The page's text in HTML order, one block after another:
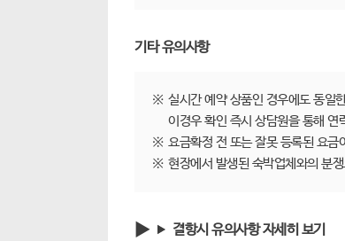
기타 유의사항
※ 실시간 예약 상품인 경우에도 동일
이경우 확인 즉시 상담원을 통해
※ 요금확정 전 또는 잘못 등록된 요금
※ 현장에서 발생된 숙박업체와의 분
결항시 유의사항 자세히 보기